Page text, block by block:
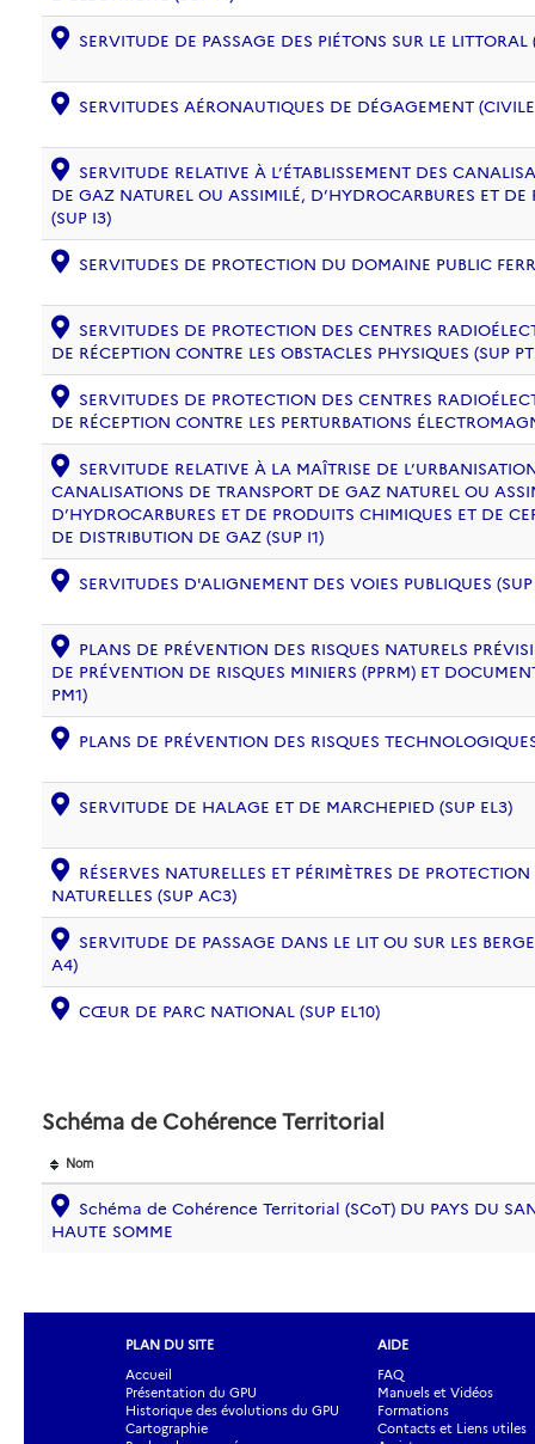
SERVITUDE DE PASSAGE DES PIÉTONS SUR LE LITTORAL
SERVITUDES AÉRONAUTIQUES DE DÉGAGEMENT
SERVITUDE RELATIVE À L’ÉTABLISSEMENT DES
DE GAZ NATUREL OU ASSIMILÉ, D’HYDROCARBURES ET
(SUP I3)
SERVITUDES DE PROTECTION DU DOMAINE PUBLIC
SERVITUDES DE PROTECTION DES CENTRES
DE RÉCEPTION CONTRE LES OBSTACLES PHYSIQUES (SUP
SERVITUDES DE PROTECTION DES CENTRES
DE RÉCEPTION CONTRE LES PERTURBATIONS
SERVITUDE RELATIVE À LA MAÎTRISE DE
CANALISATIONS DE TRANSPORT DE GAZ NATUREL OU
D’HYDROCARBURES ET DE PRODUITS CHIMIQUES ET DE
DE DISTRIBUTION DE GAZ (SUP I1)
SERVITUDES D'ALIGNEMENT DES VOIES PUBLIQUES
PLANS DE PRÉVENTION DES RISQUES NATURELS
DE PRÉVENTION DE RISQUES MINIERS (PPRM) ET
PM1)
PLANS DE PRÉVENTION DES RISQUES
SERVITUDE DE HALAGE ET DE MARCHEPIED (SUP EL3)
RÉSERVES NATURELLES ET PÉRIMÈTRES DE
NATURELLES (SUP AC3)
SERVITUDE DE PASSAGE DANS LE LIT OU SUR LES
A4)
CŒUR DE PARC NATIONAL (SUP EL10)
Schéma de Cohérence Territorial
Nom
Schéma de Cohérence Territorial (SCoT) DU PAYS DU
HAUTE SOMME
PLAN DU SITE
Accueil
Présentation du GPU
Historique des évolutions du GPU
Cartographie
AIDE
FAQ
Manuels et Vidéos
Formations
Contacts et Liens utiles